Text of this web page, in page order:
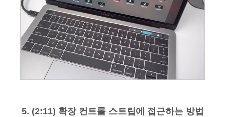
5. (2:11) 확장 컨트롤 스트립에 접근하는 방법